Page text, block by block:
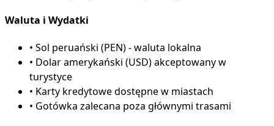
Waluta i Wydatki
• Sol peruański (PEN) - waluta lokalna
• Dolar amerykański (USD) akceptowany w
turystyce
• Karty kredytowe dostępne w miastach
• Gotówka zalecana poza głównymi trasami